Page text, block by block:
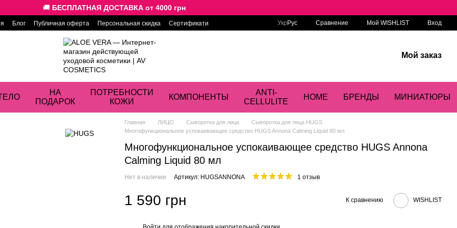
🚚 БЕСПЛАТНАЯ ДОСТАВКА от 4000 грн
Блог Публичная оферта Персональная скидка Сертификати Укр Рус Сравнение Мой WISHLIST Вход
Мой заказ
НА
ПОДАРОК
ПОТРЕБНОСТИ
КОЖИ
КОМПОНЕНТЫ
ANTI-
CELLULITE
HOME БРЕНДЫ МИНИАТЮРЫ
Главная ЛИЦО Сыворотка для лица
Сыворотка для лица HUGS
Многофункциональное успокаивающее средство HUGS Annona Calming Liquid 80 мл
Многофункциональное успокаивающее средство HUGS Annona
Calming Liquid 80 мл
Нет в наличии Артикул: HUGSANNONA 1 отзыв
1 590 грн К сравнению WISHLIST